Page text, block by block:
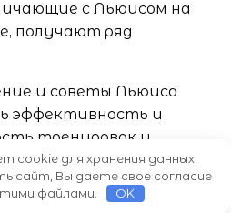
с Льюисом на
получают ряд
и советы Льюиса
эффективность и
тренировок и
международных
команде лучше
cookie для хранения данных.
сайт, Вы даете свое согласие
файлами.
OK